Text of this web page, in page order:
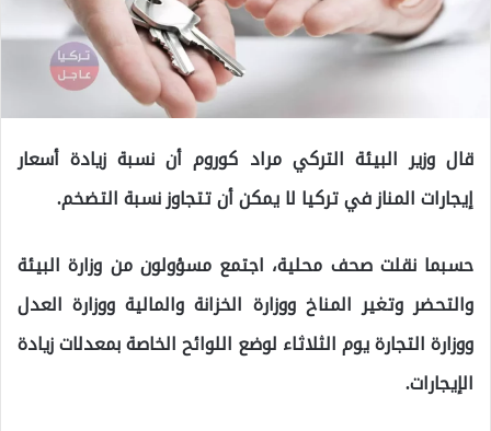
قال وزير البيئة التركي مراد كوروم أن نسبة زيادة أسعار
إيجارات المناز في تركيا لا يمكن أن تتجاوز نسبة التضخم.
حسبما نقلت صحف محلية، اجتمع مسؤولون من وزارة البيئة
والتحضر وتغير المناخ ووزارة الخزانة والمالية ووزارة العدل
ووزارة التجارة يوم الثلاثاء لوضع اللوائح الخاصة بمعدلات زيادة
الإيجارات.